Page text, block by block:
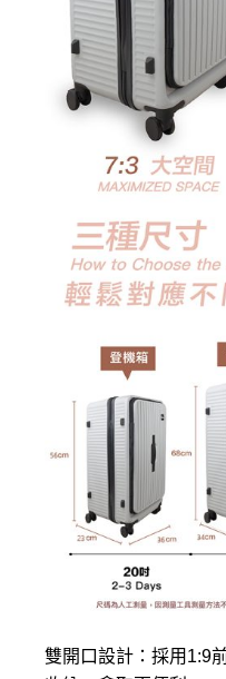
雙開口設計：採用1:9